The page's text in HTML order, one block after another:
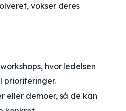
vokser deres
hvor ledelsen
prioriteringer.
eller demoer, så de kan